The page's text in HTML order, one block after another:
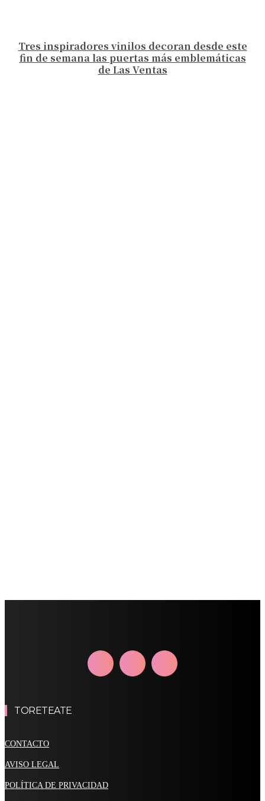
Tres inspiradores vinilos decoran desde este
fin de semana las puertas más emblemáticas
de Las Ventas
TORETEATE
CONTACTO
AVISO LEGAL
POLÍTICA DE PRIVACIDAD